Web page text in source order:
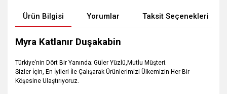
Ürün Bilgisi Yorumlar Taksit Seçenekleri
Myra Katlanır Duşakabin
Türkiye’nin Dört Bir Yanında; Güler Yüzlü,Mutlu Müşteri.
Sizler İçin, En İyileri İle Çalışarak Ürünlerimizi Ülkemizin Her Bir
Köşesine Ulaştırıyoruz.